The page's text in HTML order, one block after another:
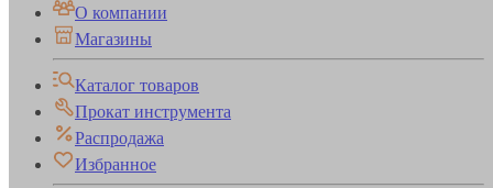
О компании
Магазины
Каталог товаров
Прокат инструмента
Распродажа
Избранное